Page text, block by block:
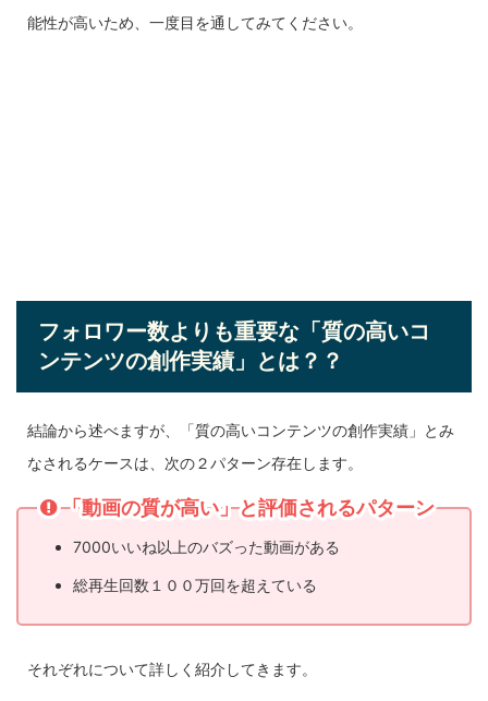
能性が高いため、一度目を通してみてください。
フォロワー数よりも重要な「質の高いコ
ンテンツの創作実績」とは？？
結論から述べますが、「質の高いコンテンツの創作実績」とみ
なされるケースは、次の２パターン存在します。
「動画の質が高い」と評価されるパターン
7000いいね以上のバズった動画がある
総再生回数１００万回を超えている
それぞれについて詳しく紹介してきます。